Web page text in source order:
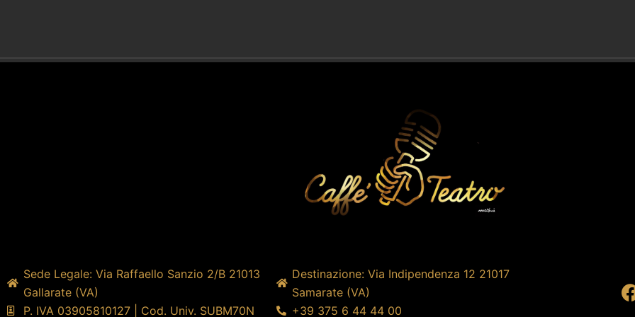
Sede Legale: Via Raffaello Sanzio 2/B 21013
Gallarate (VA)
P. IVA 03905810127 | Cod. Univ. SUBM70N
Destinazione: Via Indipendenza 12 21017
Samarate (VA)
+39 375 6 44 44 00